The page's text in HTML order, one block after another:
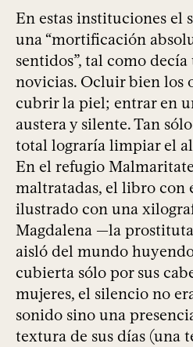
En estas instituciones el
una “mortificación
sentidos”, tal como
novicias. Ocluir bien los
cubrir la piel; entrar en
austera y silente. Tan
total lograría limpiar el
En el refugio
maltratadas, el libro con
ilustrado con una
Magdalena —la
aisló del mundo
cubierta sólo por sus
mujeres, el silencio no
sonido sino una
textura de sus días (una